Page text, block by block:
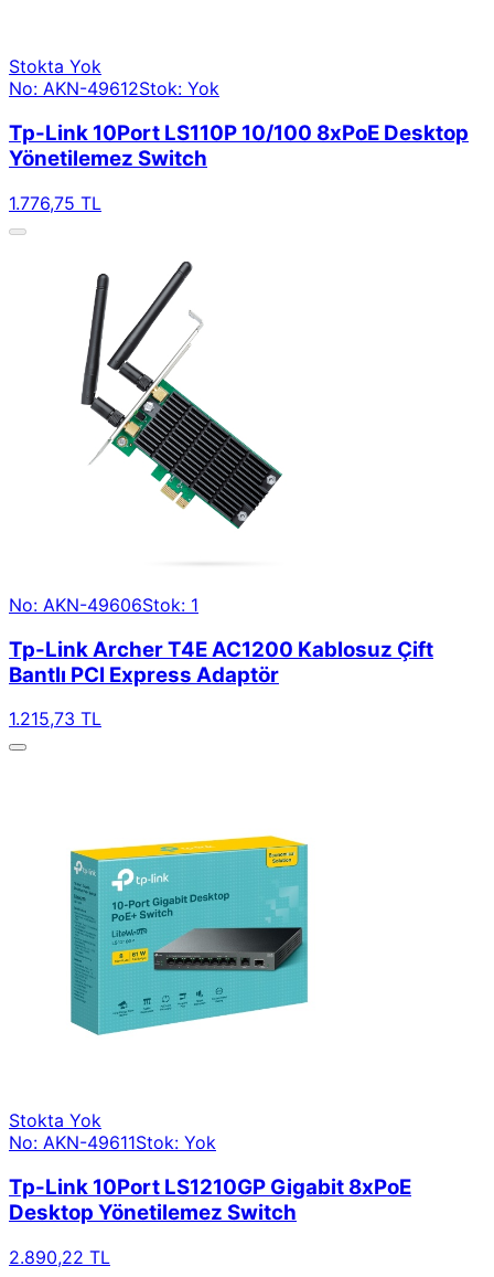
Stokta Yok
No: AKN-49612Stok: Yok
Tp-Link 10Port LS110P 10/100 8xPoE Desktop
Yönetilemez Switch
1.776,75 TL
No: AKN-49606Stok: 1
Tp-Link Archer T4E AC1200 Kablosuz Çift
Bantlı PCI Express Adaptör
1.215,73 TL
Stokta Yok
No: AKN-49611Stok: Yok
Tp-Link 10Port LS1210GP Gigabit 8xPoE
Desktop Yönetilemez Switch
2.890,22 TL